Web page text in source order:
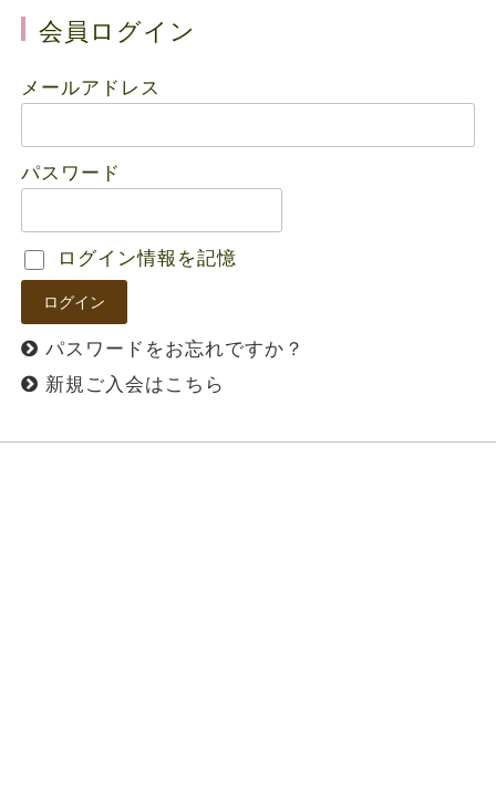
会員ログイン
メールアドレス
パスワード
ログイン情報を記憶
パスワードをお忘れですか？
新規ご入会はこちら